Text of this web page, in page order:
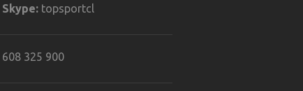
Skype:topsportcl
608 325 900